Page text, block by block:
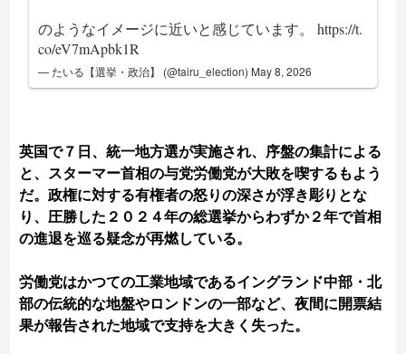
のようなイメージに近いと感じています。https://t.
co/eV7mApbk1R
— たいる【選挙・政治】 (@tairu_election) May 8, 2026
英国で７日、統一地方選が実施され、序盤の集計による
と、スターマー首相の与党労働党が大敗を‌喫するもよう
だ。政権に対する有権者の怒りの深さが⁠浮き彫りとな
り、圧勝した２０２４年の総選挙からわずか２年で首相
の進退を巡る疑念が再燃している。
労働党はかつての工業地域であるイン​グランド中部・北
部の伝統的な地盤やロンドンの一部など、夜間に開票結
果が報告された地域で支持を大き‌く失った。